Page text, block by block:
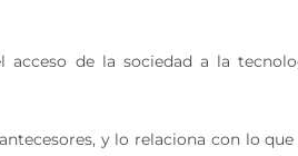
de la sociedad a la
y lo relaciona con lo